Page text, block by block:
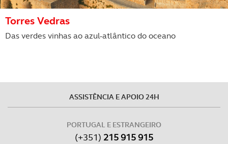
Torres Vedras
Das verdes vinhas ao azul-atlântico do oceano
ASSISTÊNCIA E APOIO 24H
PORTUGAL E ESTRANGEIRO
(+351) 215 915 915